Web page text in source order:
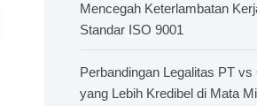
Mencegah Keterlambatan
Standar ISO 9001
Perbandingan Legalitas PT vs
yang Lebih Kredibel di Mata